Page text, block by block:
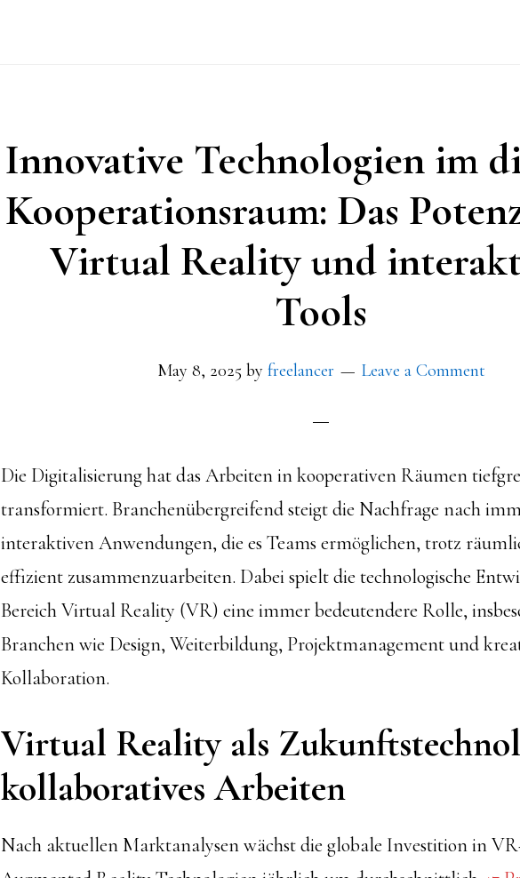
Innovative Technologien im
Kooperationsraum: Das
Virtual Reality und
Tools
May 8, 2025 by freelancer Leave a Comment
Die Digitalisierung hat das Arbeiten in kooperativen Räumen
transformiert. Branchenübergreifend steigt die Nachfrage nach
interaktiven Anwendungen, die es Teams ermöglichen, trotz
effizient zusammenzuarbeiten. Dabei spielt die technologische
Bereich Virtual Reality (VR) eine immer bedeutendere Rolle,
Branchen wie Design, Weiterbildung, Projektmanagement und
Kollaboration.
Virtual Reality als
kollaboratives Arbeiten
Nach aktuellen Marktanalysen wächst die globale Investition in